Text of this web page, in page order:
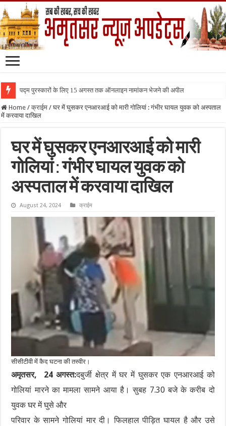
पद्म पुरस्कारों के लिए 15 अगस्त तक ऑनलाइन नामांकन भेजने की अपील
Home / क्राईम / घर में घुसकर एनआरआई को मारी गोलियां : गंभीर घायल युवक को अस्पताल
में करवाया दाखिल
घर में घुसकर एनआरआई को मारी
गोलियां : गंभीर घायल युवक को
अस्पताल में करवाया दाखिल
August 24, 2024 क्राईम
सीसीटीवी में कैद घटना की तस्वीर।
अमृतसर, 24 अगस्त:दबुर्जी क्षेत्र में घर में घुसकर एक एनआरआई को
गोलियां मारने का मामला सामने आया है। सुबह 7.30 बजे के करीब दो
युवक घर में घुसे और
परिवार के सामने गोलियां मार दी। फिलहाल पीड़ित घायल है और उसे